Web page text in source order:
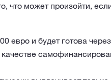
что может произойти,
евро и будет готова